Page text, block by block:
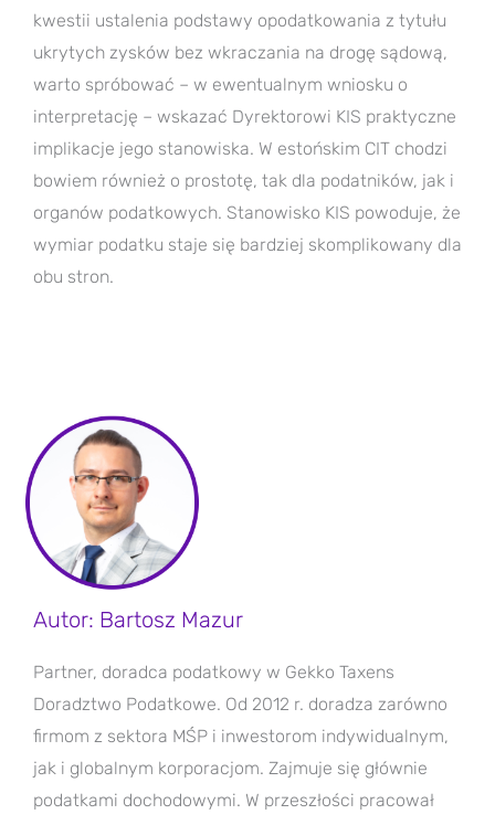
kwestii ustalenia podstawy opodatkowania z tytułu
ukrytych zysków bez wkraczania na drogę sądową,
warto spróbować – w ewentualnym wniosku o
interpretację – wskazać Dyrektorowi KIS praktyczne
implikacje jego stanowiska. W estońskim CIT chodzi
bowiem również o prostotę, tak dla podatników, jak i
organów podatkowych. Stanowisko KIS powoduje, że
wymiar podatku staje się bardziej skomplikowany dla
obu stron.
Autor: Bartosz Mazur
Partner, doradca podatkowy w Gekko Taxens
Doradztwo Podatkowe. Od 2012 r. doradza zarówno
firmom z sektora MŚP i inwestorom indywidualnym,
jak i globalnym korporacjom. Zajmuje się głównie
podatkami dochodowymi. W przeszłości pracował